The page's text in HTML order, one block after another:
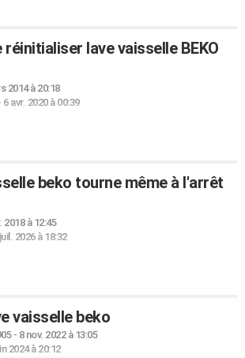
lave vaisselle BEKO
2014 à 20:18
6 avr. 2020 à 00:39
beko tourne même à l'arrêt
2018 à 12:45
2026 à 18:32
vaisselle beko
- 8 nov. 2022 à 13:05
2024 à 20:12